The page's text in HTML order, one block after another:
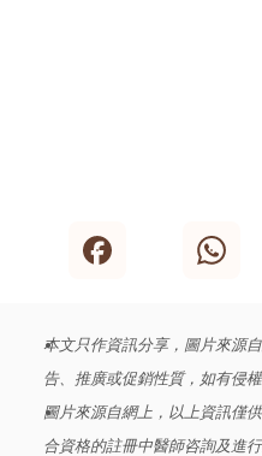
醫務衞生局、中醫藥發展
金執行機構或香港生產力
本文只作資訊分享，圖片來源
告、推廣或促銷性質，如有侵
圖片來源自網上，以上資訊僅
合資格的註冊中醫師咨詢及進行